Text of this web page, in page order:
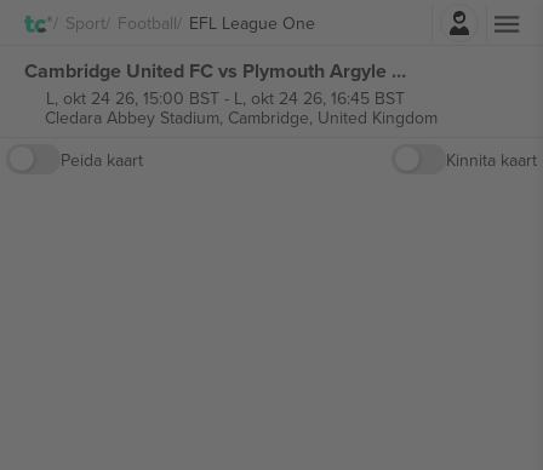
Sport Football EFL League OneLogi sisse
Cambridge United FC vs Plymouth Argyle FC EFL League One piletid
L, okt 24 26, 15:00 BST- L, okt 24 26, 16:45 BST
Cledara Abbey Stadium, Cambridge, United Kingdom
Peida kaart
Kinnita kaart